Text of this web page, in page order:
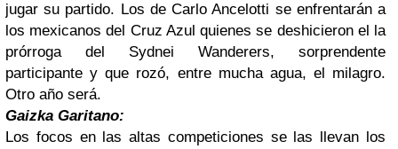
jugar su partido. Los de Carlo Ancelotti se enfrentarán a
los mexicanos del Cruz Azul quienes se deshicieron el la
prórroga del Sydnei Wanderers, sorprendente
participante y que rozó, entre mucha agua, el milagro.
Otro año será.
Gaizka Garitano:
Los focos en las altas competiciones se las llevan los